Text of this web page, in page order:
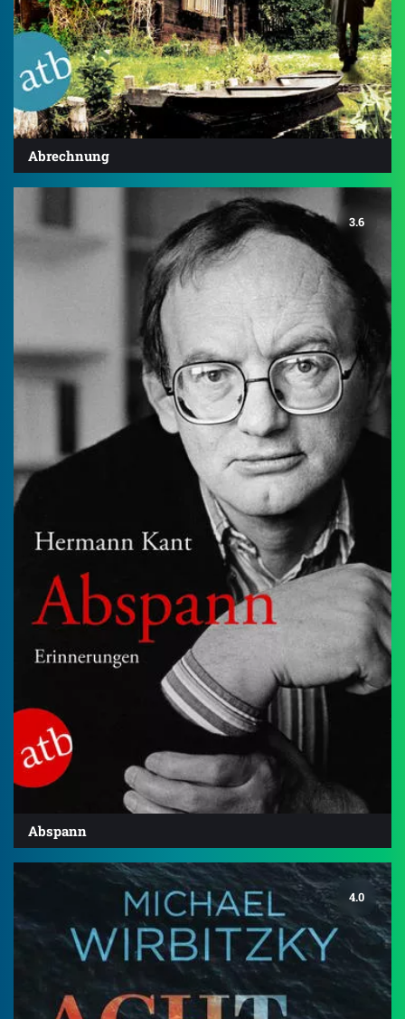
Abrechnung
3.6
Abspann
4.0